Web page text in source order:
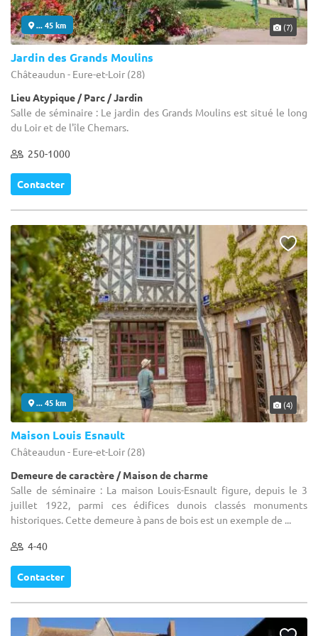
... 45 km (7)
Jardin des Grands Moulins
Châteaudun - Eure-et-Loir (28)
Lieu Atypique / Parc / Jardin
Salle de séminaire : Le jardin des Grands Moulins est situé le long
du Loir et de l'île Chemars.
250-1000
Contacter
... 45 km (4)
Maison Louis Esnault
Châteaudun - Eure-et-Loir (28)
Demeure de caractère / Maison de charme
Salle de séminaire : La maison Louis-Esnault figure, depuis le 3
juillet 1922, parmi ces édifices dunois classés monuments
historiques. Cette demeure à pans de bois est un exemple de ...
4-40
Contacter